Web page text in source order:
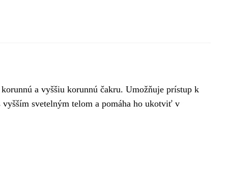
a vyššiu korunnú čakru. Umožňuje prístup k
svetelným telom a pomáha ho ukotviť v